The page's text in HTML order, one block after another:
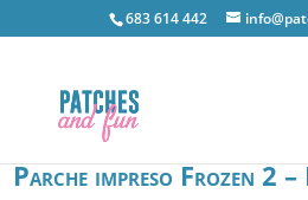
683 614 442
Parche impreso Frozen 2